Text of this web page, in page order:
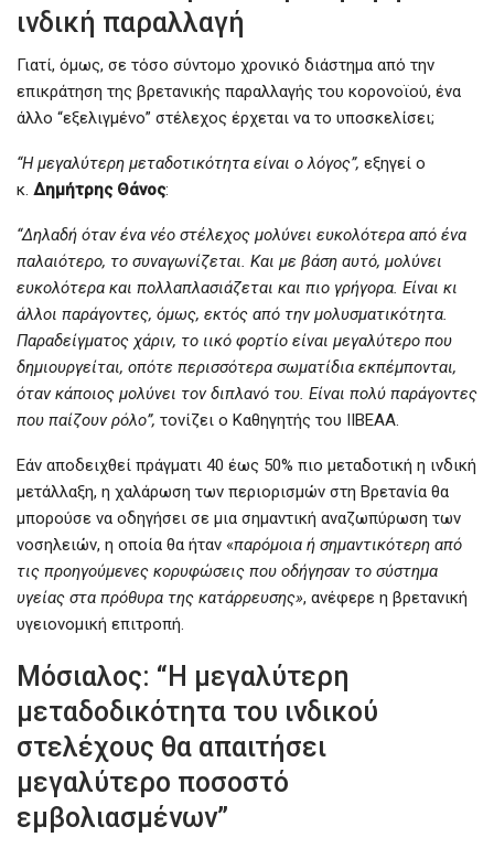
ινδική παραλλαγή
Γιατί, όμως, σε τόσο σύντομο χρονικό διάστημα από την
επικράτηση της βρετανικής παραλλαγής του κορονοϊού, ένα
άλλο “εξελιγμένο” στέλεχος έρχεται να το υποσκελίσει;
“Η μεγαλύτερη μεταδοτικότητα είναι ο λόγος”, εξηγεί ο
κ. Δημήτρης Θάνος:
“Δηλαδή όταν ένα νέο στέλεχος μολύνει ευκολότερα από ένα
παλαιότερο, το συναγωνίζεται. Και με βάση αυτό, μολύνει
ευκολότερα και πολλαπλασιάζεται και πιο γρήγορα. Είναι κι
άλλοι παράγοντες, όμως, εκτός από την μολυσματικότητα.
Παραδείγματος χάριν, το ιικό φορτίο είναι μεγαλύτερο που
δημιουργείται, οπότε περισσότερα σωματίδια εκπέμπονται,
όταν κάποιος μολύνει τον διπλανό του. Είναι πολύ παράγοντες
που παίζουν ρόλο”, τονίζει ο Καθηγητής του ΙΙΒΕΑΑ.
Εάν αποδειχθεί πράγματι 40 έως 50% πιο μεταδοτική η ινδική
μετάλλαξη, η χαλάρωση των περιορισμών στη Βρετανία θα
μπορούσε να οδηγήσει σε μια σημαντική αναζωπύρωση των
νοσηλειών, η οποία θα ήταν «παρόμοια ή σημαντικότερη από
τις προηγούμενες κορυφώσεις που οδήγησαν το σύστημα
υγείας στα πρόθυρα της κατάρρευσης», ανέφερε η βρετανική
υγειονομική επιτροπή.
Μόσιαλος: “Η μεγαλύτερη
μεταδοδικότητα του ινδικού
στελέχους θα απαιτήσει
μεγαλύτερο ποσοστό
εμβολιασμένων”